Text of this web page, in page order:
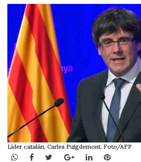
Líder catalán, Carles Puigdemont. Foto/AFP
WhatsApp
Facebook
TwitterGoogle+LinkedInPinterest